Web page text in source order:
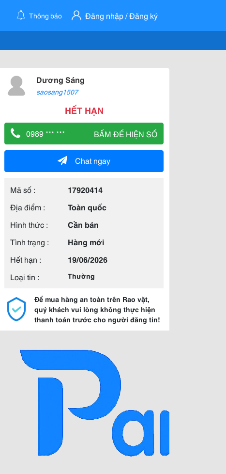
Thông báo Đăng nhập / Đăng ký
Dương Sáng
saosang1507
HẾT HẠN
0989 *** *** BẤM ĐỂ HIỆN SỐ
Chat ngay
Mã số :
17920414
Địa điểm :
Toàn quốc
Hình thức :
Cần bán
Tình trạng :
Hàng mới
Hết hạn :
19/06/2026
Loại tin :
Thường
Để mua hàng an toàn trên Rao vặt,
quý khách vui lòng không thực hiện
thanh toán trước cho người đăng tin!